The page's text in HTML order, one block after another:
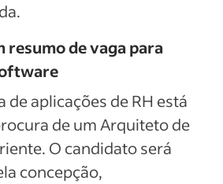
resumo de vaga para
de aplicações de RH está
de um Arquiteto de
O candidato será
concepção,